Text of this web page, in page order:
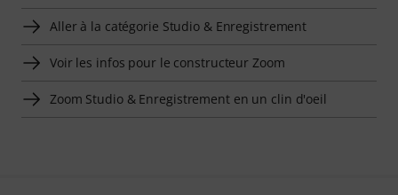
Aller à la catégorie Studio & Enregistrement
Voir les infos pour le constructeur Zoom
Zoom Studio & Enregistrement en un clin d'oeil